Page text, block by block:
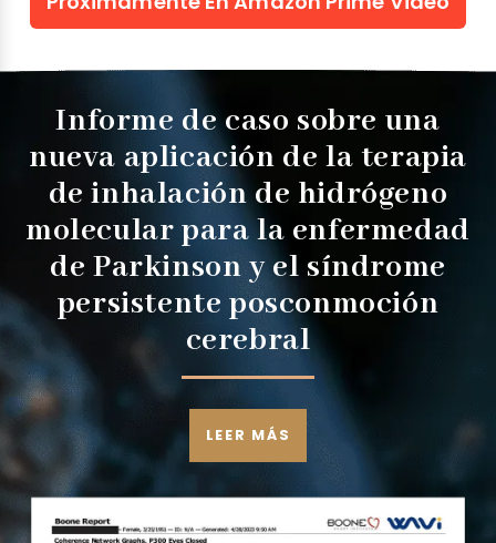
Informe de caso sobre una
nueva aplicación de la terapia
de inhalación de hidrógeno
molecular para la enfermedad
de Parkinson y el síndrome
persistente posconmoción
cerebral
LEER MÁS